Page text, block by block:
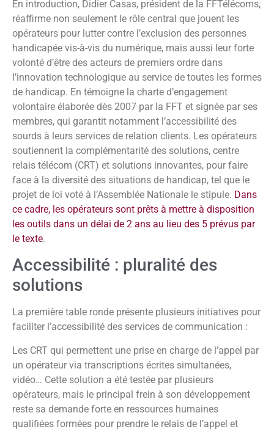
En introduction, Didier Casas, président de la FFTélécoms,
réaffirme non seulement le rôle central que jouent les
opérateurs pour lutter contre l’exclusion des personnes
handicapée vis-à-vis du numérique, mais aussi leur forte
volonté d’être des acteurs de premiers ordre dans
l’innovation technologique au service de toutes les formes
de handicap. En témoigne la charte d’engagement
volontaire élaborée dès 2007 par la FFT et signée par ses
membres, qui garantit notamment l’accessibilité des
sourds à leurs services de relation clients. Les opérateurs
soutiennent la complémentarité des solutions, centre
relais télécom (CRT) et solutions innovantes, pour faire
face à la diversité des situations de handicap, tel que le
projet de loi voté à l’Assemblée Nationale le stipule. Dans
ce cadre, les opérateurs sont prêts à mettre à disposition
les outils dans un délai de 2 ans au lieu des 5 prévus par
le texte.
Accessibilité : pluralité des
solutions
La première table ronde présente plusieurs initiatives pour
faciliter l’accessibilité des services de communication :
Les CRT qui permettent une prise en charge de l’appel par
un opérateur via transcriptions écrites simultanées,
vidéo… Cette solution a été testée par plusieurs
opérateurs, mais le principal frein à son développement
reste sa demande forte en ressources humaines
qualifiées formées pour prendre le relais de l’appel et